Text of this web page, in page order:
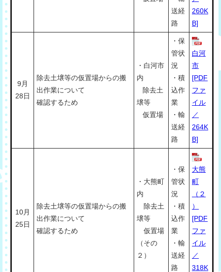
送経
路
260K
B]
9月
28日
除去土壌等の仮置場からの搬
出作業について
確認するため
・白河市
内
除去土
壌等
仮置場
・保
管状
況
・積
込作
業
・輸
送経
路
白河
市
[PDF
ファ
イル
／
264K
B]
10月
25日
除去土壌等の仮置場からの搬
出作業について
確認するため
・大熊町
内
除去土
壌等
仮置場
（その
２）
・保
管状
況
・積
込作
業
・輸
送経
路
大熊
町
（２
）
[PDF
ファ
イル
／
318K